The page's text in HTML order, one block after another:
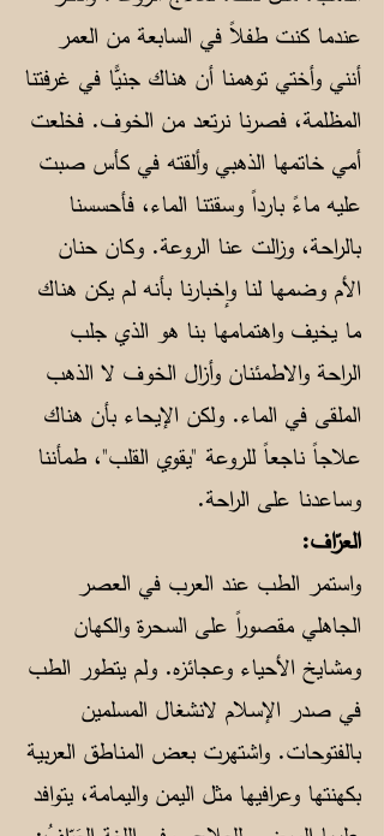
عندما كنت طفلاً في السابعة من العمر
أنني وأختي توهمنا أن هناك جنيًّا في غرفتنا
المظلمة، فصرنا نرتعد من الخوف. فخلعت
أمي خاتمها الذهبي وألقته في كأس صبت
عليه ماءً بارداً وسقتنا الماء، فأحسسنا
بالراحة، وزالت عنا الروعة. وكان حنان
الأم وضمها لنا وإخبارنا بأنه لم يكن هناك
ما يخيف واهتمامها بنا هو الذي جلب
الراحة والاطمئنان وأزال الخوف لا الذهب
الملقى في الماء. ولكن الإيحاء بأن هناك
علاجاً ناجعاً للروعة "يقوي القلب"، طمأننا
وساعدنا على الراحة.
العرّاف:
واستمر الطب عند العرب في العصر
الجاهلي مقصوراً على السحرة والكهان
ومشايخ الأحياء وعجائزه. ولم يتطور الطب
في صدر الإسلام لانشغال المسلمين
بالفتوحات. واشتهرت بعض المناطق العربية
بكهنتها وعرافيها مثل اليمن واليمامة، يتوافد